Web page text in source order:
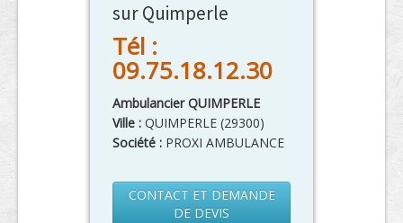
sur Quimperle
Tél :
09.75.18.12.30
Ambulancier QUIMPERLE
Ville : QUIMPERLE (29300)
Société : PROXI AMBULANCE
CONTACT ET DEMANDE
DE DEVIS